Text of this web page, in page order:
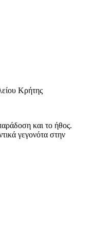
Κρήτης
και το ήθος.
γεγονότα στην